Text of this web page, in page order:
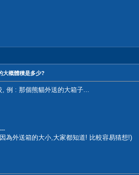
大概體積是多少?
, 例 : 那個熊貓外送的大箱子...
為外送箱的大小,大家都知道! 比較容易猜想!)